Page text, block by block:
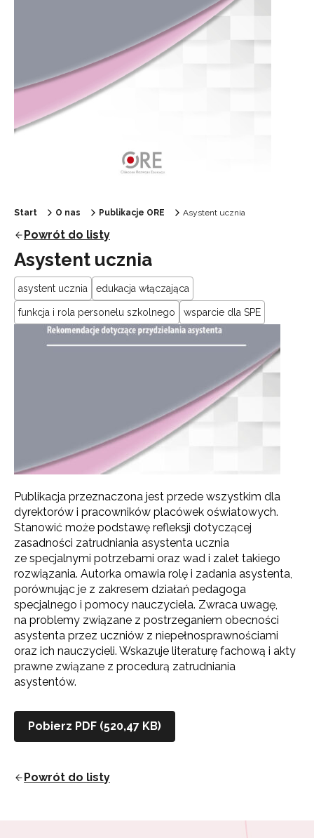
Start O nas Publikacje ORE Asystent ucznia
Powrót do listy
Asystent ucznia
asystent ucznia edukacja włączająca
funkcja i rola personelu szkolnego wsparcie dla SPE
Publikacja przeznaczona jest przede wszystkim dla
dyrektorów i pracowników placówek oświatowych.
Stanowić może podstawę refleksji dotyczącej
zasadności zatrudniania asystenta ucznia
ze specjalnymi potrzebami oraz wad i zalet takiego
rozwiązania. Autorka omawia rolę i zadania asystenta,
porównując je z zakresem działań pedagoga
specjalnego i pomocy nauczyciela. Zwraca uwagę,
na problemy związane z postrzeganiem obecności
asystenta przez uczniów z niepełnosprawnościami
oraz ich nauczycieli. Wskazuje literaturę fachową i akty
prawne związane z procedurą zatrudniania
asystentów.
Pobierz PDF (520,47 KB)
Powrót do listy